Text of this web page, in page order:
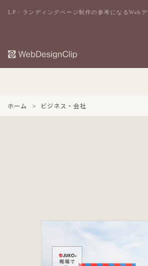
LP・ランディングページ制作の参考になるWeb
ホーム ビジネス・会社